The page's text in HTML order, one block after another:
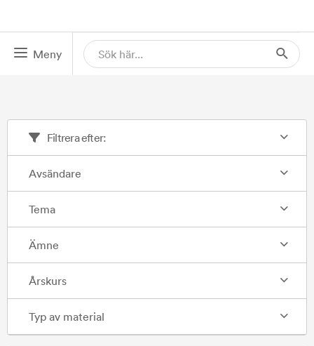
Meny
Filtrera efter:
Avsändare
Tema
Ämne
Årskurs
Typ av material